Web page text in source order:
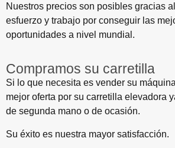
Nuestros precios son posibles gracias al
esfuerzo y trabajo por conseguir las
oportunidades a nivel mundial.
Compramos su carretilla
Si lo que necesita es vender su
mejor oferta por su carretilla elevadora
de segunda mano o de ocasión.
Su éxito es nuestra mayor satisfacción.